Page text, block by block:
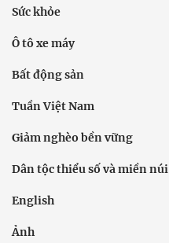
Sức khỏe
Ô tô xe máy
Bất động sản
Tuần Việt Nam
Giảm nghèo bền vững
Dân tộc thiểu số và miền núi
English
Ảnh